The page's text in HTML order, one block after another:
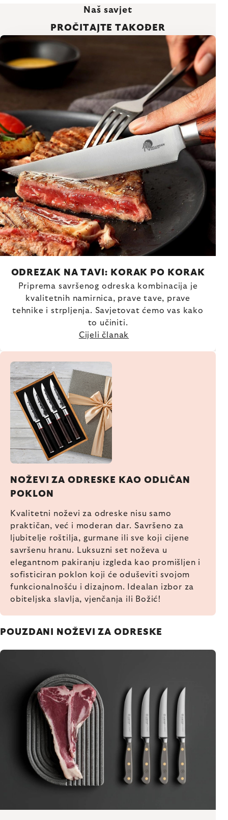
Naš savjet
PROČITAJTE TAKOĐER
ODREZAK NA TAVI: KORAK PO KORAK
Priprema savršenog odreska kombinacija je
kvalitetnih namirnica, prave tave, prave
tehnike i strpljenja. Savjetovat ćemo vas kako
to učiniti.
Cijeli članak
NOŽEVI ZA ODRESKE KAO ODLIČAN
POKLON
Kvalitetni noževi za odreske nisu samo
praktičan, već i moderan dar. Savršeno za
ljubitelje roštilja, gurmane ili sve koji cijene
savršenu hranu. Luksuzni set noževa u
elegantnom pakiranju izgleda kao promišljen i
sofisticiran poklon koji će oduševiti svojom
funkcionalnošću i dizajnom. Idealan izbor za
obiteljska slavlja, vjenčanja ili Božić!
POUZDANI NOŽEVI ZA ODRESKE